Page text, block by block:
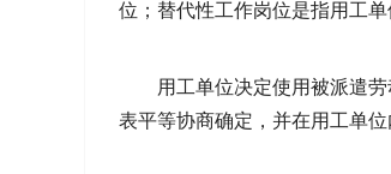
位；替代性工作岗位是指用工
用工单位决定使用被派遣
表平等协商确定，并在用工单位